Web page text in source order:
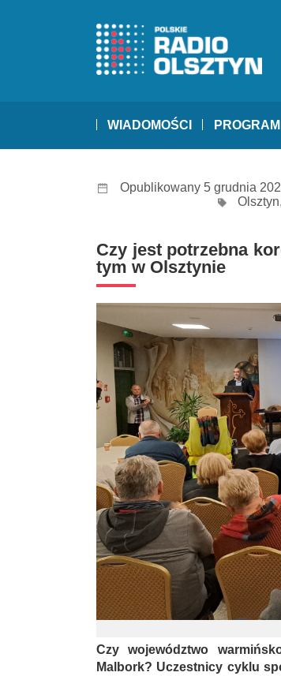
WIADOMOŚCI PROGRAM
Opublikowany 5 grudnia
Olsztyn,
Czy jest potrzebna
tym w Olsztynie
Czy województwo
Malbork? Uczestnicy cyklu